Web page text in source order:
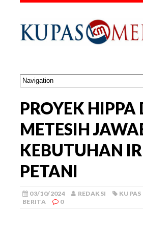
PROYEK HIPPA
METESIH
KEBUTUHAN
PETANI
03/10/2024 REDAKSI KUPAS
BERITA
0